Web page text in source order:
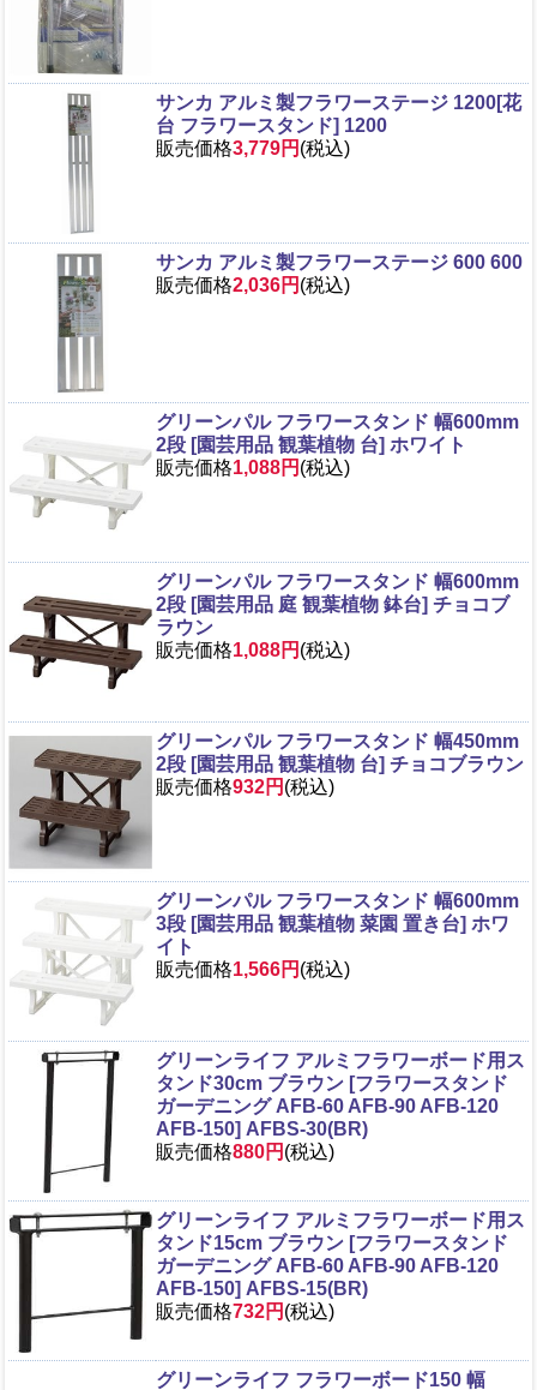
サンカ アルミ製フラワーステージ 1200[花
台 フラワースタンド] 1200
販売価格3,779円 (税込)
サンカ アルミ製フラワーステージ 600 600
販売価格2,036円 (税込)
グリーンパル フラワースタンド 幅600mm
2段 [園芸用品 観葉植物 台] ホワイト
販売価格1,088円 (税込)
グリーンパル フラワースタンド 幅600mm
2段 [園芸用品 庭 観葉植物 鉢台] チョコブ
ラウン
販売価格1,088円 (税込)
グリーンパル フラワースタンド 幅450mm
2段 [園芸用品 観葉植物 台] チョコブラウン
販売価格932円 (税込)
グリーンパル フラワースタンド 幅600mm
3段 [園芸用品 観葉植物 菜園 置き台] ホワ
イト
販売価格1,566円 (税込)
グリーンライフ アルミフラワーボード用ス
タンド30cm ブラウン [フラワースタンド
ガーデニング AFB-60 AFB-90 AFB-120
AFB-150] AFBS-30(BR)
販売価格880円 (税込)
グリーンライフ アルミフラワーボード用ス
タンド15cm ブラウン [フラワースタンド
ガーデニング AFB-60 AFB-90 AFB-120
AFB-150] AFBS-15(BR)
販売価格732円 (税込)
グリーンライフ フラワーボード150 幅